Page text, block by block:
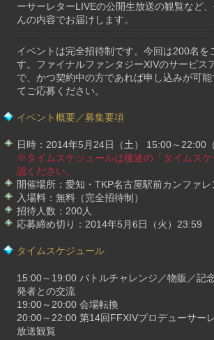
ーサーレターLIVEの公開生放送の観覧など
んの内容でお届けします。
イベントは完全招待制です。今回は200名を
す。ファイナルファンタジーXIVのサービス
で、かつ契約中の方であれば申し込みが可
てご応募ください。
イベント概要／募集要項
日時：2014年5月24日（土） 15:00～22:00
※タイムスケジュールは後述の「タイムス
認ください。
開催場所：愛知・TKP名古屋駅前カンファ
入場料：無料（完全招待制）
招待人数：200人
応募締め切り：2014年5月6日（火）23:59
タイムスケジュール
15:00～19:00 バトルチャレンジ／物販／記
発者との交流
19:00～20:00 会場転換
20:00～22:00 第14回FFXIVプロデューサー
放送観覧